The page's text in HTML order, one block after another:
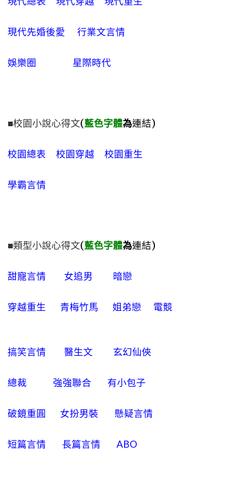
現代先婚後愛 行業文言情
娛樂圈 星際時代
■校園小說心得文(藍色字體為連結)
校園總表 校園穿越 校園重生
學霸言情
■類型小說心得文(藍色字體為連結)
甜寵言情 女追男 暗戀
穿越重生 青梅竹馬 姐弟戀 電競
搞笑言情 醫生文 玄幻仙俠
總裁 強強聯合 有小包子
破鏡重圓 女扮男裝 懸疑言情
短篇言情 長篇言情 ABO